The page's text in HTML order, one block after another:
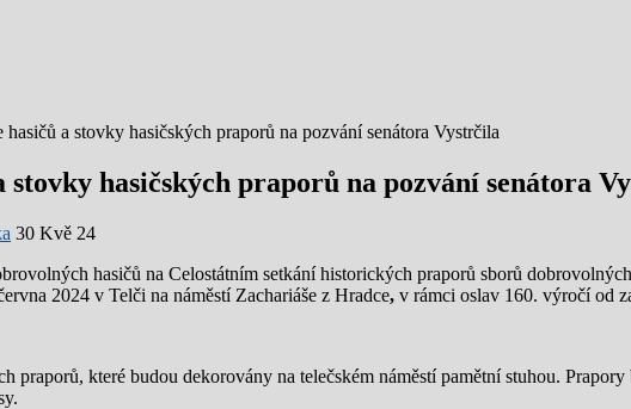
hasičů a stovky hasičských praporů na pozvání senátora Vystrčila
stovky hasičských praporů na pozvání senátora
30 Kvě 24
hasičů na Celostátním setkání historických praporů sborů
2024 v Telči na náměstí Zachariáše z Hradce, v rámci oslav 160. výročí od
praporů, které budou dekorovány na telečském náměstí pamětní stuhou.